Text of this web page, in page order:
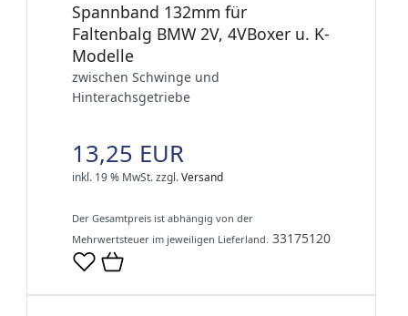
Spannband 132mm für
Faltenbalg BMW 2V, 4VBoxer u. K-
Modelle
zwischen Schwinge und
Hinterachsgetriebe
13,25 EUR
inkl. 19 % MwSt.zzgl.Versand
Der Gesamtpreis ist abhängig von der
Mehrwertsteuer im jeweiligen Lieferland. 33175120